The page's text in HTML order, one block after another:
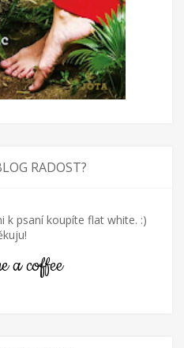
RADOST?
k psaní koupíte flat white. :)
a coffee